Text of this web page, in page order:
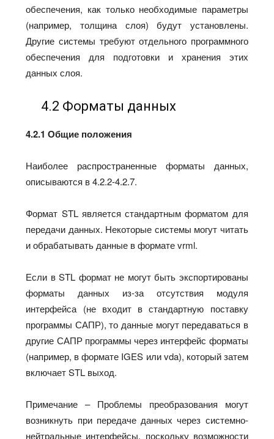
обеспечения, как только необходимые параметры
(например, толщина слоя) будут установлены.
Другие системы требуют отдельного программного
обеспечения для подготовки и хранения этих
данных слоя.
4.2 Форматы данных
4.2.1 Общие положения
Наиболее распространенные форматы данных,
описываются в 4.2.2-4.2.7.
Формат STL является стандартным форматом для
передачи данных. Некоторые системы могут читать
и обрабатывать данные в формате vrml.
Если в STL формат не могут быть экспортированы
форматы данных из-за отсутствия модуля
интерфейса (не входит в стандартную поставку
программы САПР), то данные могут передаваться в
другие САПР программы через интерфейс форматы
(например, в формате IGES или vda), который затем
включает STL выход.
Примечание – Проблемы преобразования могут
возникнуть при передаче данных через системно-
нейтральные интерфейсы, поскольку возможности